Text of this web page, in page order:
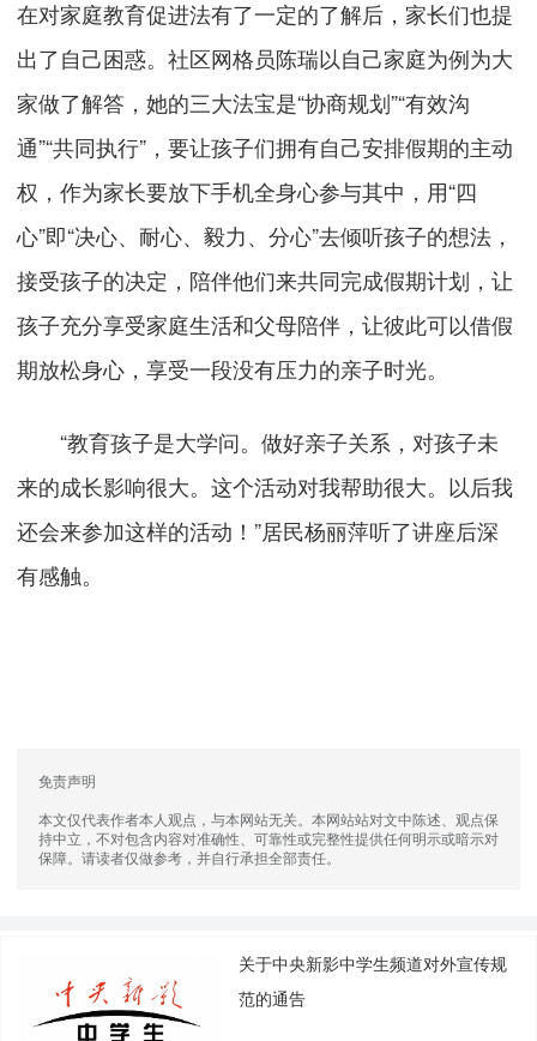
在对家庭教育促进法有了一定的了解后，家长们也提
出了自己困惑。社区网格员陈瑞以自己家庭为例为大
家做了解答，她的三大法宝是“协商规划”“有效沟
通”“共同执行”，要让孩子们拥有自己安排假期的主动
权，作为家长要放下手机全身心参与其中，用“四
心”即“决心、耐心、毅力、分心”去倾听孩子的想法，
接受孩子的决定，陪伴他们来共同完成假期计划，让
孩子充分享受家庭生活和父母陪伴，让彼此可以借假
期放松身心，享受一段没有压力的亲子时光。
“教育孩子是大学问。做好亲子关系，对孩子未
来的成长影响很大。这个活动对我帮助很大。以后我
还会来参加这样的活动！”居民杨丽萍听了讲座后深
有感触。
免责声明
本文仅代表作者本人观点，与本网站无关。本网站站对文中陈述、观点保
持中立，不对包含内容对准确性、可靠性或完整性提供任何明示或暗示对
保障。请读者仅做参考，并自行承担全部责任。
关于中央新影中学生频道对外宣传规
范的通告